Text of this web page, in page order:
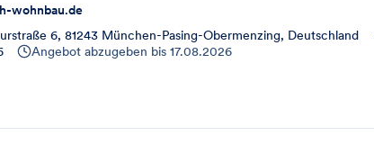
wohnbau.de
6, 81243 München-Pasing-Obermenzing, Deutschland
Angebot abzugeben bis 17.08.2026